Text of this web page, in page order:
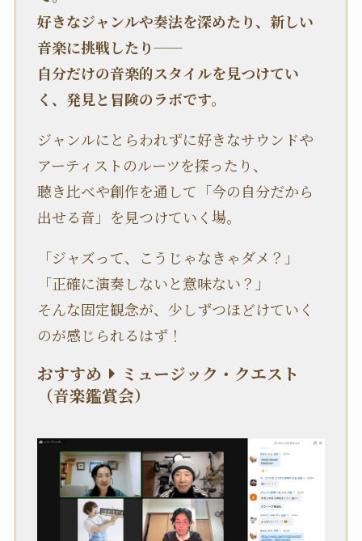
好きなジャンルや奏法を深めたり、新しい
音楽に挑戦したり──
自分だけの音楽的スタイルを見つけてい
く、発見と冒険のラボです。
ジャンルにとらわれずに好きなサウンドや
アーティストのルーツを探ったり、
聴き比べや創作を通して「今の自分だから
出せる音」を見つけていく場。
「ジャズって、こうじゃなきゃダメ？」
「正確に演奏しないと意味ない？」
そんな固定観念が、少しずつほどけていく
のが感じられるはず！
おすすめ
ミュージック・クエスト
（音楽鑑賞会）